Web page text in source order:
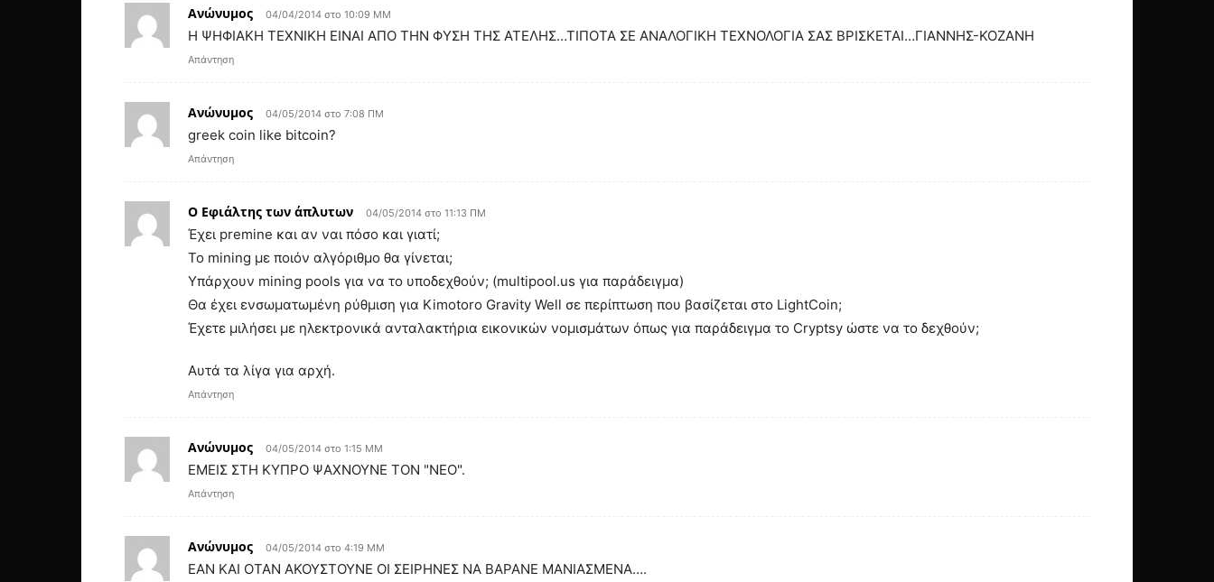
Ανώνυμος 04/04/2014 στο 10:09 ΜΜ
Η ΨΗΦΙΑΚΗ ΤΕΧΝΙΚΗ ΕΙΝΑΙ ΑΠΟ ΤΗΝ ΦΥΣΗ ΤΗΣ ΑΤΕΛΗΣ…ΤΙΠΟΤΑ ΣΕ ΑΝΑΛΟΓΙΚΗ ΤΕΧΝΟΛΟΓΙΑ ΣΑΣ ΒΡΙΣΚΕΤΑΙ…ΓΙΑΝΝΗΣ-ΚΟΖΑΝΗ
Απάντηση
Ανώνυμος 04/05/2014 στο 7:08 ΠΜ
greek coin like bitcoin?
Απάντηση
Ο Εφιάλτης των άπλυτων 04/05/2014 στο 11:13 ΠΜ
Έχει premine και αν ναι πόσο και γιατί;
Το mining με ποιόν αλγόριθμο θα γίνεται;
Υπάρχουν mining pools για να το υποδεχθούν; (multipool.us για παράδειγμα)
Θα έχει ενσωματωμένη ρύθμιση για Kimotoro Gravity Well σε περίπτωση που βασίζεται στο LightCoin;
Έχετε μιλήσει με ηλεκτρονικά ανταλακτήρια εικονικών νομισμάτων όπως για παράδειγμα το Cryptsy ώστε να το δεχθούν;
Αυτά τα λίγα για αρχή.
Απάντηση
Ανώνυμος 04/05/2014 στο 1:15 ΜΜ
ΕΜΕΙΣ ΣΤΗ ΚΥΠΡΟ ΨΑΧΝΟΥΝΕ ΤΟΝ "ΝΕΟ".
Απάντηση
Ανώνυμος 04/05/2014 στο 4:19 ΜΜ
ΕΑΝ ΚΑΙ ΟΤΑΝ ΑΚΟΥΣΤΟΥΝΕ ΟΙ ΣΕΙΡΗΝΕΣ ΝΑ ΒΑΡΑΝΕ ΜΑΝΙΑΣΜΕΝΑ….